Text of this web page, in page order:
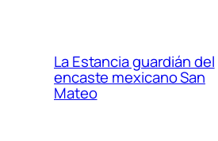
La Estancia guardián del
encaste mexicano San
Mateo